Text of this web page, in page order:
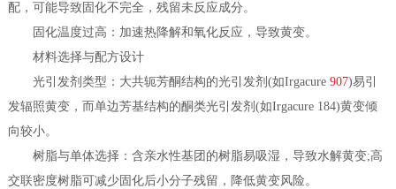
配，可能导致固化不完全，残留未反应成分。
固化温度过高：加速热降解和氧化反应，导致黄变。
材料选择与配方设计
光引发剂类型：大共轭芳酮结构的光引发剂(如Irgacure 907)易引
发辐照黄变，而单边芳基结构的酮类光引发剂(如Irgacure 184)黄变倾
向较小。
树脂与单体选择：含亲水性基团的树脂易吸湿，导致水解黄变;高
交联密度树脂可减少固化后小分子残留，降低黄变风险。